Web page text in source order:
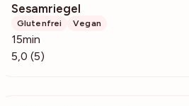
Sesamriegel
Glutenfrei Vegan
15min
5,0 (5)